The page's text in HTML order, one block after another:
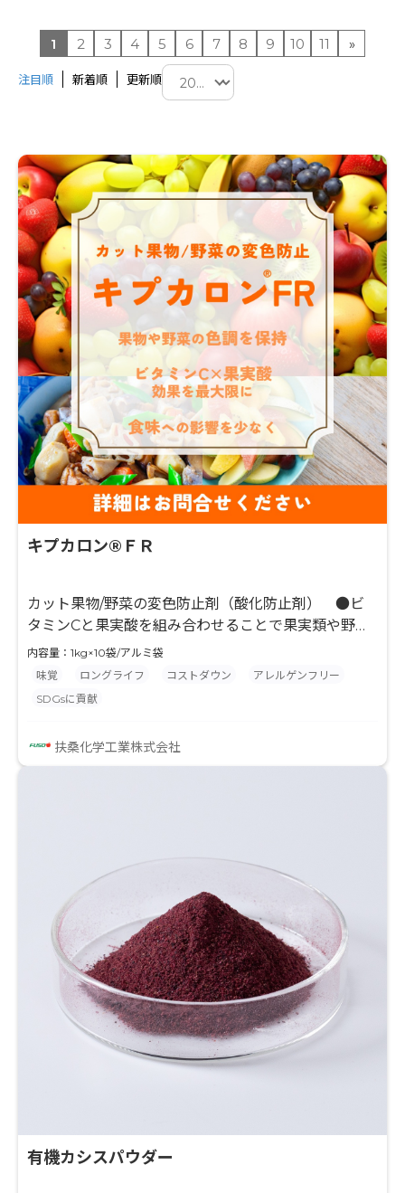
1 2 3 4 5 6 7 8 9 10 11 »
注目順 新着順 更新順
キプカロン®ＦＲ
カット果物/野菜の変色防止剤（酸化防止剤） ●ビ
タミンCと果実酸を組み合わせることで果実類や野菜
類の酵素的褐変を抑制 ●食品の風味を損ねることな
く、食品本来の美しい色調を保持します ●チルド品
のみならず、冷凍品の変色抑制効果にも優れます
内容量：1kg×10袋/アルミ袋
味覚
ロングライフ コストダウン
アレルゲンフリー
SDGsに貢献
扶桑化学工業株式会社
有機カシスパウダー